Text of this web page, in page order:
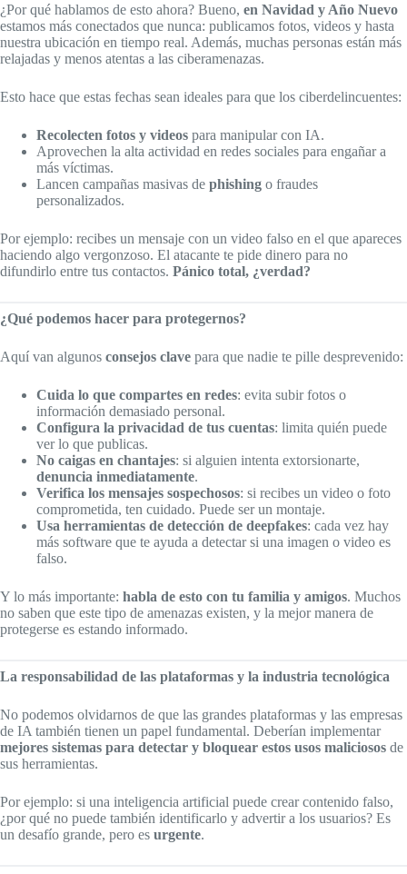
¿Por qué hablamos de esto ahora? Bueno, en Navidad y Año Nuevo
estamos más conectados que nunca: publicamos fotos, videos y hasta
nuestra ubicación en tiempo real. Además, muchas personas están más
relajadas y menos atentas a las ciberamenazas.
Esto hace que estas fechas sean ideales para que los ciberdelincuentes:
Recolecten fotos y videos para manipular con IA.
Aprovechen la alta actividad en redes sociales para engañar a
más víctimas.
Lancen campañas masivas de phishing o fraudes
personalizados.
Por ejemplo: recibes un mensaje con un video falso en el que apareces
haciendo algo vergonzoso. El atacante te pide dinero para no
difundirlo entre tus contactos. Pánico total, ¿verdad?
¿Qué podemos hacer para protegernos?
Aquí van algunos consejos clave para que nadie te pille desprevenido:
Cuida lo que compartes en redes: evita subir fotos o
información demasiado personal.
Configura la privacidad de tus cuentas: limita quién puede
ver lo que publicas.
No caigas en chantajes: si alguien intenta extorsionarte,
denuncia inmediatamente.
Verifica los mensajes sospechosos: si recibes un video o foto
comprometida, ten cuidado. Puede ser un montaje.
Usa herramientas de detección de deepfakes: cada vez hay
más software que te ayuda a detectar si una imagen o video es
falso.
Y lo más importante: habla de esto con tu familia y amigos. Muchos
no saben que este tipo de amenazas existen, y la mejor manera de
protegerse es estando informado.
La responsabilidad de las plataformas y la industria tecnológica
No podemos olvidarnos de que las grandes plataformas y las empresas
de IA también tienen un papel fundamental. Deberían implementar
mejores sistemas para detectar y bloquear estos usos maliciosos de
sus herramientas.
Por ejemplo: si una inteligencia artificial puede crear contenido falso,
¿por qué no puede también identificarlo y advertir a los usuarios? Es
un desafío grande, pero es urgente.